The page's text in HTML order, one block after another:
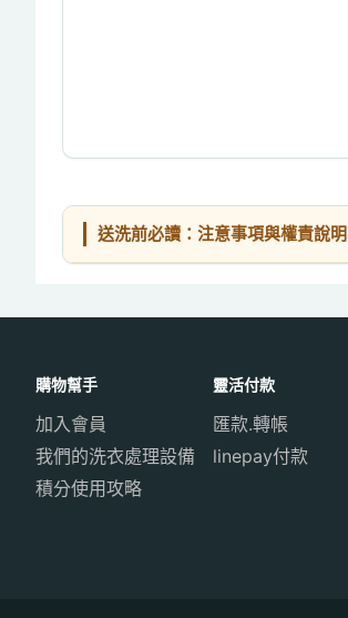
送洗前必讀：注意事項與權責說明
購物幫手
加入會員
我們的洗衣處理設備
積分使用攻略
靈活付款
匯款.轉帳
linepay付款